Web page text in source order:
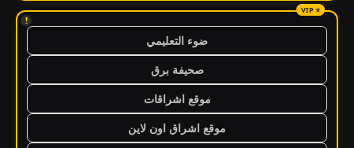
!
ضوء التعليمي
صحيفة برق
موقع اشراقات
موقع اشراق اون لاين